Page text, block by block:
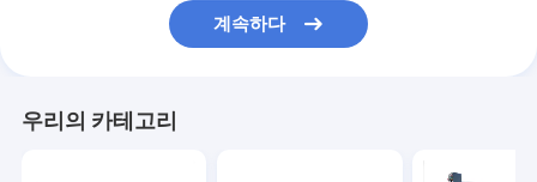
계속하다
우리의 카테고리